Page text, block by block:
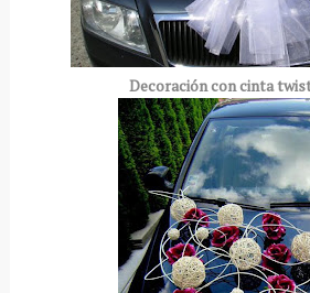
Decoracióncon cinta